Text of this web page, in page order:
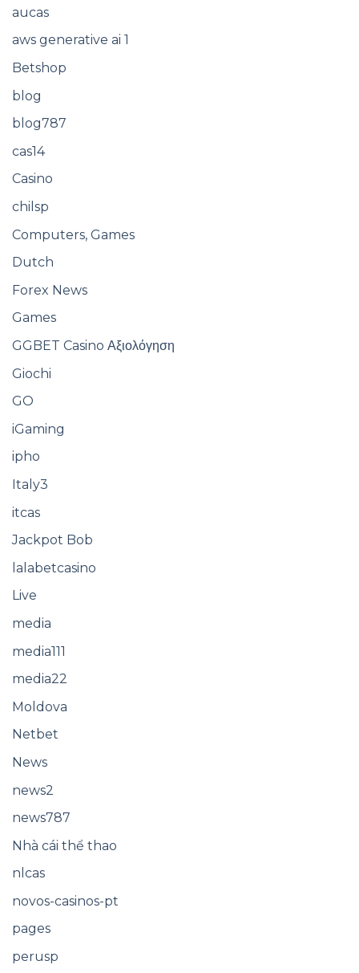
aucas
aws generative ai 1
Betshop
blog
blog787
cas14
Casino
chilsp
Computers, Games
Dutch
Forex News
Games
GGBET Casino Αξιολόγηση
Giochi
GO
iGaming
ipho
Italy3
itcas
Jackpot Bob
lalabetcasino
Live
media
media111
media22
Moldova
Netbet
News
news2
news787
Nhà cái thể thao
nlcas
novos-casinos-pt
pages
perusp